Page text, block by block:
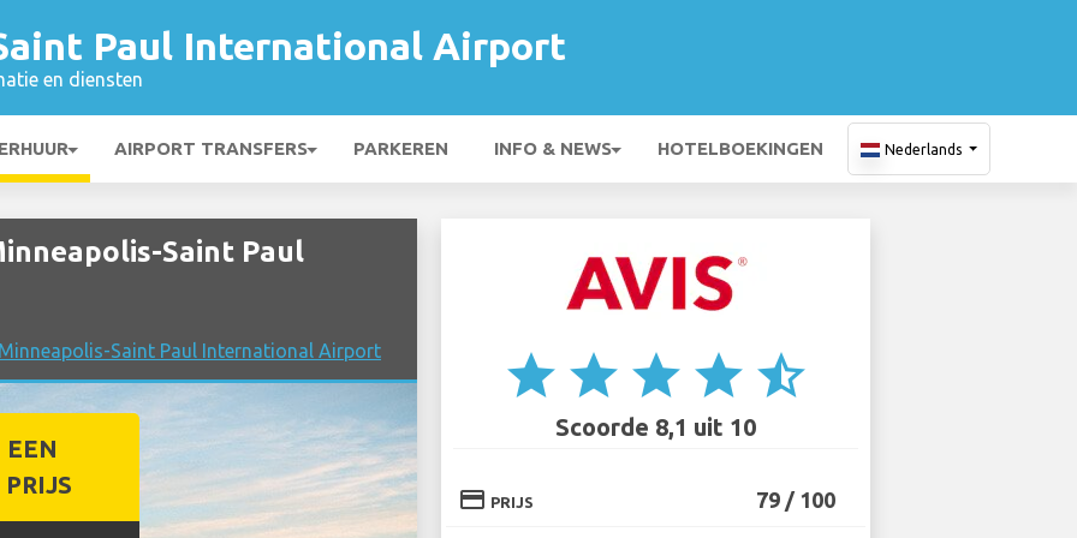
Paul International Airport
en diensten
AIRPORT TRANSFERS PARKEREN INFO & NEWS HOTELBOEKINGEN Nederlands
Saint Paul
Saint Paul International Airport
EEN
star star star star star_half
Scoorde 8,1 uit 10
credit_card PRIJS 79 / 100